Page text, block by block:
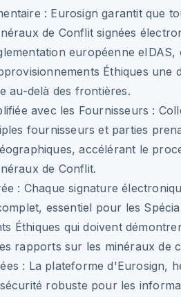
: Eurosign garantit que
de Conflit signées
européenne
Éthiques une
au-delà des frontières.
avec les Fournisseurs :
fournisseurs et parties
accélérant le
de Conflit.
: Chaque signature
essentiel pour les
Éthiques qui doivent
rapports sur les minéraux de
: La plateforme d'Eurosign,
robuste pour les